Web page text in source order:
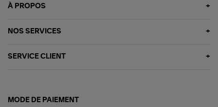
À PROPOS
NOS SERVICES
SERVICE CLIENT
MODE DE PAIEMENT